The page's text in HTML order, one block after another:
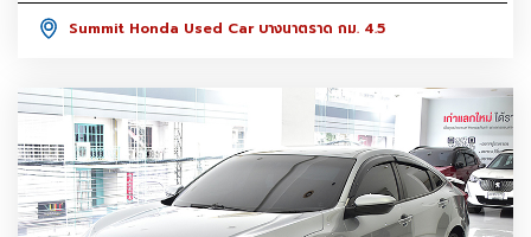
Summit Honda Used Car บางนาตราด กม. 4.5